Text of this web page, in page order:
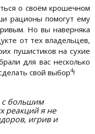
о своём крошечном
рационы помогут ему
Но вы наверняка
от тех владельцев,
пушистиков на сухие
для вас несколько
свой выбор4!
с большим
реакций я не
игрив и